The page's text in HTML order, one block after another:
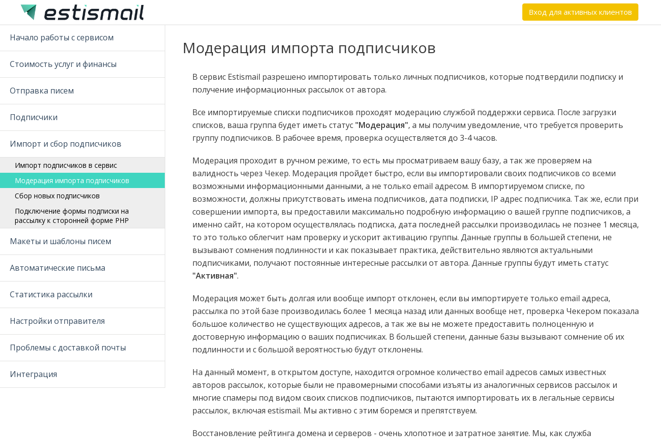
Вход для активных клиентов
Начало работы с сервисом
Стоимость услуг и финансы
Отправка писем
Подписчики
Импорт и сбор подписчиков
Импорт подписчиков в сервис
Модерация импорта подписчиков
Сбор новых подписчиков
Подключение формы подписки на
рассылку к сторонней форме PHP
Макеты и шаблоны писем
Автоматические письма
Статистика рассылки
Настройки отправителя
Проблемы с доставкой почты
Интеграция
Модерация импорта подписчиков
В сервис Estismail разрешено импортировать только личных подписчиков, которые подтвердили подписку и
получение информационных рассылок от автора.
Все импортируемые списки подписчиков проходят модерацию службой поддержки сервиса. После загрузки
списков, ваша группа будет иметь статус "Модерация", а мы получим уведомление, что требуется проверить
группу подписчиков. В рабочее время, проверка осуществляется до 3-4 часов.
Модерация проходит в ручном режиме, то есть мы просматриваем вашу базу, а так же проверяем на
валидность через Чекер. Модерация пройдет быстро, если вы импортировали своих подписчиков со всеми
возможными информационными данными, а не только email адресом. В импортируемом списке, по
возможности, должны присутствовать имена подписчиков, дата подписки, IP адрес подписчика. Так же, если при
совершении импорта, вы предоставили максимально подробную информацию о вашей группе подписчиков, а
именно сайт, на котором осуществлялась подписка, дата последней рассылки производилась не познее 1 месяца,
то это только облегчит нам проверку и ускорит активацию группы. Данные группы в большей степени, не
вызывают сомнения подлинности и как показывает практика, действительно являются актуальными
подписчиками, получают постоянные интересные рассылки от автора. Данные группы будут иметь статус
"Активная".
Модерация может быть долгая или вообще импорт отклонен, если вы импортируете только email адреса,
рассылка по этой базе производилась более 1 месяца назад или данных вообще нет, проверка Чекером показала
большое количество не существующих адресов, а так же вы не можете предоставить полноценную и
достоверную информацию о ваших подписчиках. В большей степени, данные базы вызывают сомнение об их
подлинности и с большой вероятностью будут отклонены.
На данный момент, в открытом доступе, находится огромное количество email адресов самых известных
авторов рассылок, которые были не правомерными способами изъяты из аналогичных сервисов рассылок и
многие спамеры под видом своих списков подписчиков, пытаются импортировать их в легальные сервисы
рассылок, включая estismail. Мы активно с этим боремся и препятствуем.
Восстановление рейтинга домена и серверов - очень хлопотное и затратное занятие. Мы, как служба